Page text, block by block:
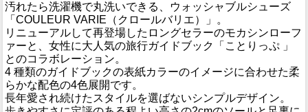
汚れたら洗濯機で丸洗いできる、ウォッシャブルシューズ
「COULEUR VARIE（クロールバリエ）」。
リニューアルして再登場したロングセラーのモカシンローフ
ァーと、女性に大人気の旅行ガイドブック「ことりっぷ 」
とのコラボレーション。
4 種類のガイドブックの表紙カラーのイメージに合わせた柔
らかな配色の4色展開です。
長年愛され続けたスタイルを選ばないシンプルデザイン。